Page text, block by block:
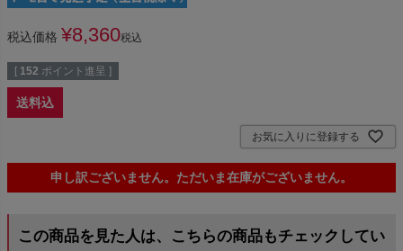
税込価格 ¥8,360税込
[ 152 ポイント進呈 ]
送料込
お気に入りに登録する
申し訳ございません。ただいま在庫がございません。
この商品を見た人は、こちらの商品もチェックしてい